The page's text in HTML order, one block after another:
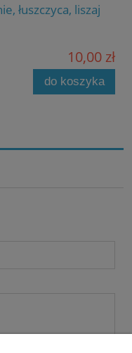
łuszczyca, liszaj
10,00 zł
do koszyka